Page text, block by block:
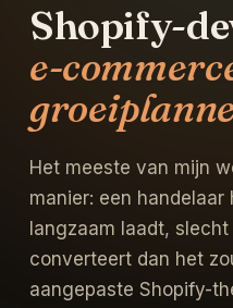
Shopify-
e-
Het meeste van mijn
manier: een
langzaam laadt,
converteert dan het
aangepaste Shopify-